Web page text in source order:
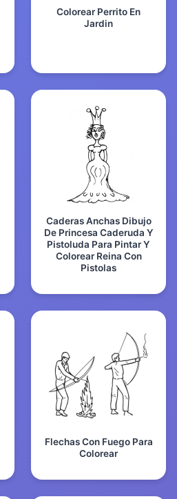
Colorear Perrito En
Jardin
Caderas Anchas Dibujo
De Princesa Caderuda Y
Pistoluda Para Pintar Y
Colorear Reina Con
Pistolas
Flechas Con Fuego Para
Colorear